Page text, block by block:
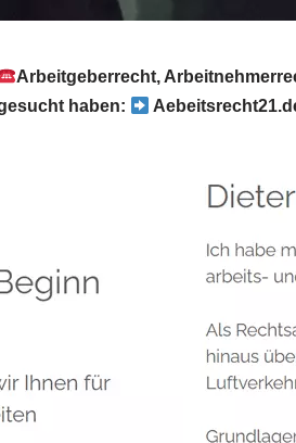
Arbeitgeberrecht,
haben: